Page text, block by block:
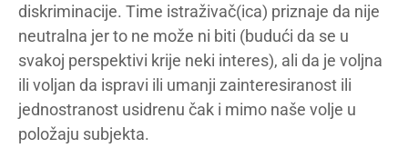
diskriminacije. Time istraživač(ica) priznaje da nije
neutralna jer to ne može ni biti (budući da se u
svakoj perspektivi krije neki interes), ali da je voljna
ili voljan da ispravi ili umanji zainteresiranost ili
jednostranost usidrenu čak i mimo naše volje u
položaju subjekta.